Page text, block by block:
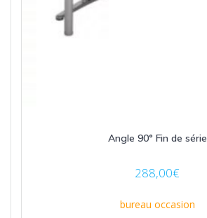
Angle 90° Fin de série
288,00€
bureau occasion